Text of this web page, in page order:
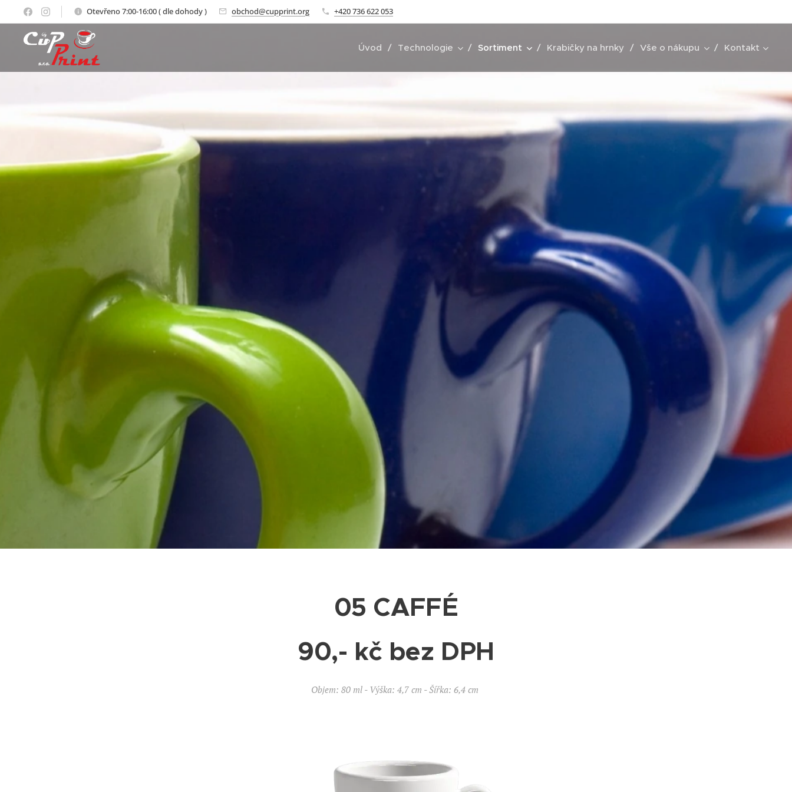
Otevřeno 7:00-16:00 ( dle dohody ) obchod@cupprint.org +420 736 622 053
Úvod Technologie Sortiment Krabičky na hrnky Vše o nákupu Kontakt
05 CAFFÉ
90,- kč bez DPH
Objem: 80 ml - Výška: 4,7 cm - Šířka: 6,4 cm